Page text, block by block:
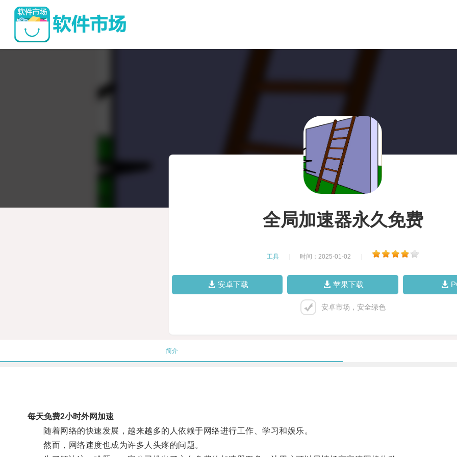
全局加速器永久免费
工具 时间：2025-01-02
安卓下载 苹果下载
安卓市场，安全绿色
简介
每天免费2小时外网加速
随着网络的快速发展，越来越多的人依赖于网络进行工作、学习和娱乐。
然而，网络速度也成为许多人头疼的问题。